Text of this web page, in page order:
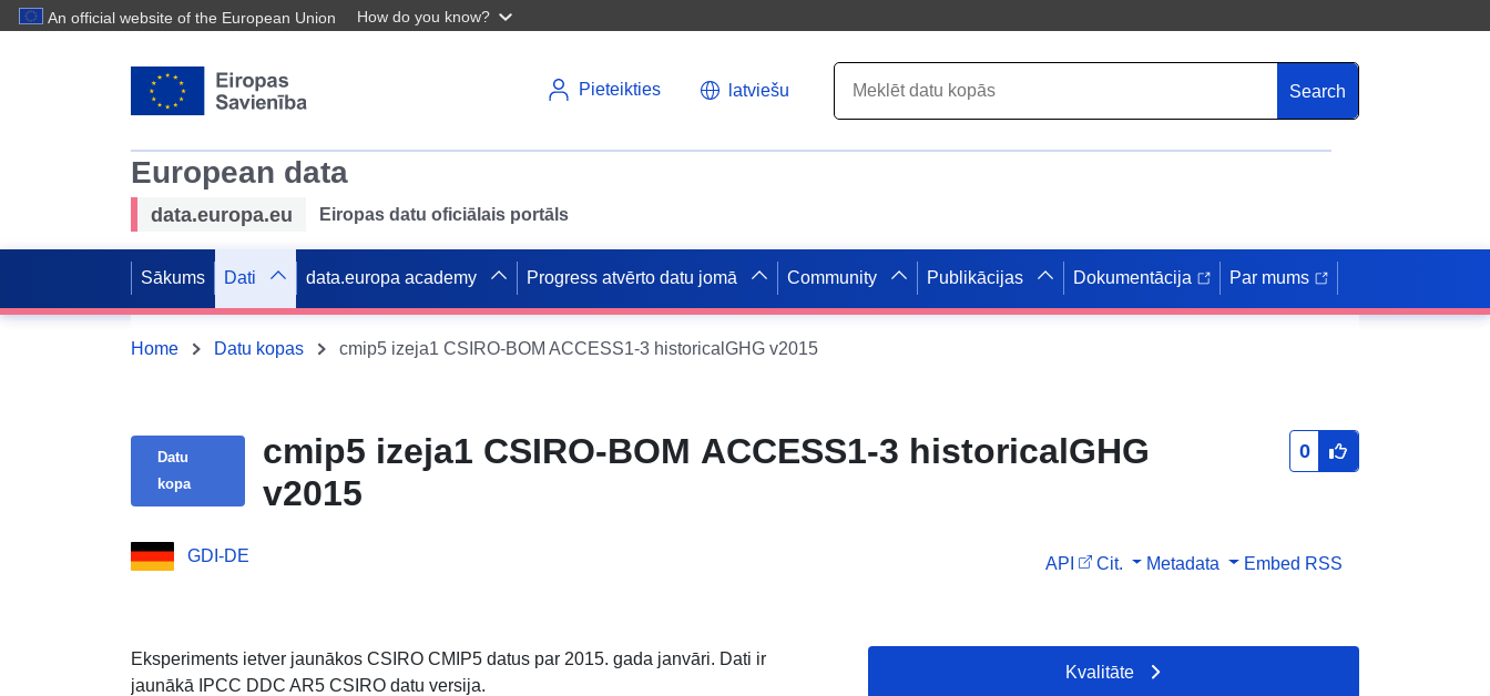
An official website of the European Union How do you know?
Pieteikties latviešu Search
European data
data.europa.eu Eiropas datu oficiālais portāls
Sākums Dati data.europa academy Progress atvērto datu jomā Community Publikācijas Dokumentācija Par mums
Home Datu kopas cmip5 izeja1 CSIRO-BOM ACCESS1-3 historicalGHG v2015
Datu
kopa
cmip5 izeja1 CSIRO-BOM ACCESS1-3 historicalGHG
v2015
0
GDI-DE API Cit. Metadata Embed RSS
Eksperiments ietver jaunākos CSIRO CMIP5 datus par 2015. gada janvāri. Dati ir
jaunākā IPCC DDC AR5 CSIRO datu versija.
Kvalitāte